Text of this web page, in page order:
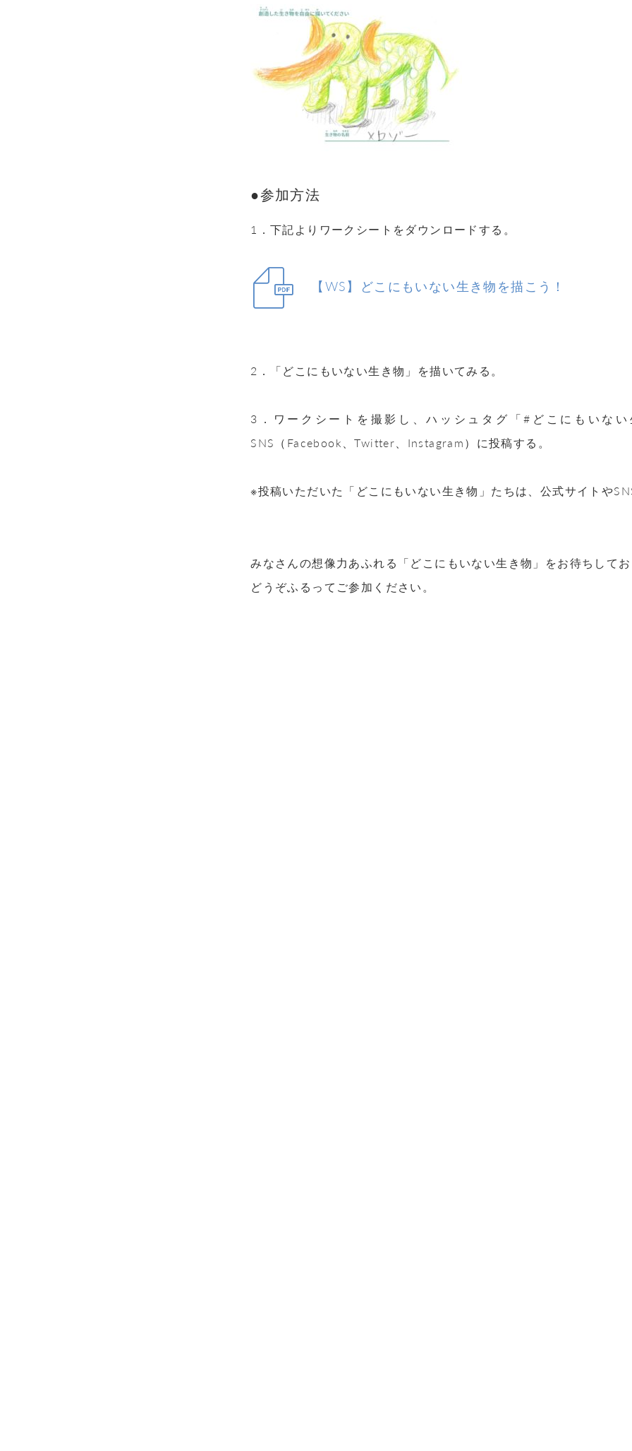
●参加方法
1．下記よりワークシートをダウンロードする。
【WS】どこにもいない生き物を描こう！
2．「どこにもいない生き物」を描いてみる。
3．ワークシートを撮影し、ハッシュタグ「#どこにもいな
SNS（Facebook、Twitter、Instagram）に投稿する。
※投稿いただいた「どこにもいない生き物」たちは、公式サイトや
みなさんの想像力あふれる「どこにもいない生き物」をお待ちして
どうぞふるってご参加ください。